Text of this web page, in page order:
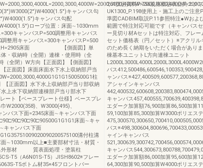
キャンバス勾
キャンバス勾配
ロープ位置：床面∼1030mm
キャンバスP=500調整用キャンバス
整用キャンバス=300キャンバスP=500
柱H=2905床面 【側面図】単
・収納時（全開）連棟・使用時（全
（全閉）W方向【正面図】【側面図】
【正面図】床面床面水下水上収納部戸当
柱
【正面図】水下水上収納部戸当り部収納
上水下収納部連棟部戸当り部水下
ート【ベースプレート仕様】ベースプレ
W2000(358)、W3000(495)、
バス下面=2345床面∼キャンバス下面
床面∼キャ
キャンバス下面
溝付柱溝
∼1030mm以上■主要部材寸法・材質・
外形材 質表面処理・塗装柱
T5（A6N01S-T5）JISH8602※フレー
T5ボトム材35×45フロントバー
261技術資料P.756規格価格表公共エク
UK1300_P.198使用上・施工上のご注意
準図CADBIM取説P.11参照特注●Wおよ
範囲で特注対応可能です（キャンバス
ー見切り材Aセットは特注対応、フレ
セット価格表（円／セット）※アクリ
のため長く納期をいただく場合があ
棟基本ユニットL方向連棟ユニット
バス
ャンバス
アシャインキャンバス
キャンバス
エダーク加算額76,900加算86,500加算
59,100加算85,300加算W3000ポリエス
バス
ャインキャンバス
キャンバス
エダーク加算額86,000加算95,600加算
64,300加算90,500加算W4000ポリエス